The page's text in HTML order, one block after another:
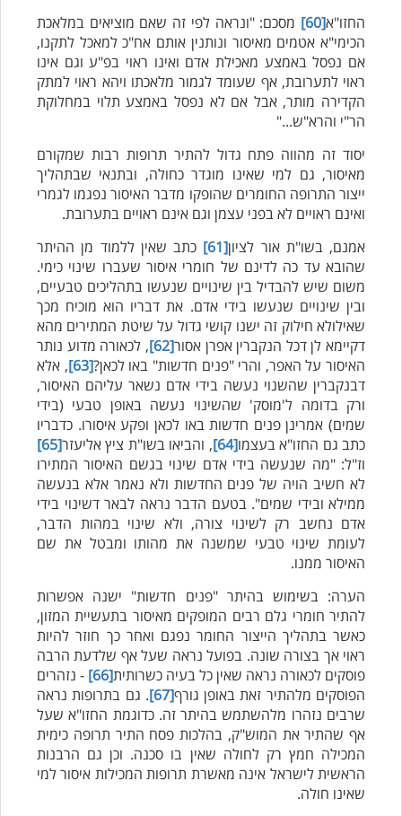
החזו"א[60]
מסכם: "ונראה לפי זה שאם מוציאים במלאכת
הכימי"א אטמים מאיסור ונותנין אותם אח"כ למאכל לתקנו,
אם נפסל באמצע מאכילת אדם ואינו ראוי בפ"ע וגם אינו
ראוי לתערובת, אף שעומד לגמור מלאכתו ויהא ראוי למתק
הקדירה מותר, אבל אם לא נפסל באמצע תלוי במחלוקת
הר"י והרא"ש..."
יסוד זה מהווה פתח גדול להתיר תרופות רבות שמקורם
מאיסור, גם למי שאינו מוגדר כחולה, ובתנאי שבתהליך
ייצור התרופה החומרים שהופקו מדבר האיסור נפגמו לגמרי
ואינם ראויים לא בפני עצמן וגם אינם ראויים בתערובת.
אמנם, בשו"ת אור לציון[61]
כתב שאין ללמוד מן ההיתר
שהובא עד כה לדינם של חומרי איסור שעברו שינוי כימי.
משום שיש להבדיל בין שינויים שנעשו בתהליכים טבעיים,
ובין שינויים שנעשו בידי אדם. את דבריו הוא מוכיח מכך
שאילולא חילוק זה ישנו קושי גדול על שיטת המתירים מהא
דקיימא לן דכל הנקברין אפרן אסור[62]
, לכאורה מדוע נותר
האיסור על האפר, והרי "פנים חדשות" באו לכאן?[63]
, אלא
דבנקברין שהשנוי נעשה בידי אדם נשאר עליהם האיסור,
ורק בדומה ל'מוסק' שהשינוי נעשה באופן טבעי (בידי
שמים) אמרינן פנים חדשות באו לכאן ופקע איסורו. כדבריו
כתב גם החזו"א בעצמו[64] , והביאו בשו"ת ציץ אליעזר[65]
וז"ל: "מה שנעשה בידי אדם שינוי בגשם האיסור המתירו
לא חשיב הויה של פנים החדשות ולא נאמר אלא בנעשה
ממילא ובידי שמים". בטעם הדבר נראה לבאר דשינוי בידי
אדם נחשב רק לשינוי צורה, ולא שינוי במהות הדבר,
לעומת שינוי טבעי שמשנה את מהותו ומבטל את שם
האיסור ממנו.
הערה: בשימוש בהיתר "פנים חדשות" ישנה אפשרות
להתיר חומרי גלם רבים המופקים מאיסור בתעשיית המזון,
כאשר בתהליך הייצור החומר נפגם ואחר כך חוזר להיות
ראוי אך בצורה שונה. בפועל נראה שעל אף שלדעת הרבה
פוסקים לכאורה נראה שאין כל בעיה כשרותית[66]
- נזהרים
הפוסקים מלהתיר זאת באופן גורף[67]
. גם בתרופות נראה
שרבים נזהרו מלהשתמש בהיתר זה. כדוגמת החזו"א שעל
אף שהתיר את המוש"ק, בהלכות פסח התיר תרופה כימית
המכילה חמץ רק לחולה שאין בו סכנה. וכן גם הרבנות
הראשית לישראל אינה מאשרת תרופות המכילות איסור למי
שאינו חולה.